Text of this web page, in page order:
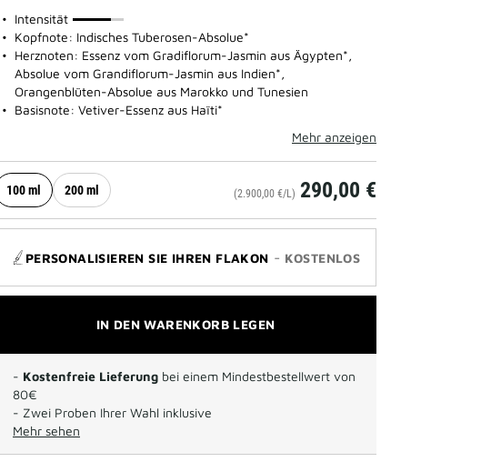
Intensität
75%
Kopfnote: Indisches Tuberosen-Absolue*
Herznoten: Essenz vom Gradiflorum-Jasmin aus Ägypten*,
Absolue vom Grandiflorum-Jasmin aus Indien*,
Orangenblüten-Absolue aus Marokko und Tunesien
Basisnote: Vetiver-Essenz aus Haïti*
Mehr anzeigen
100 ml 200 ml (2.900,00 €/L) 290,00 €
PERSONALISIEREN SIE IHREN FLAKON - KOSTENLOS
IN DEN WARENKORB LEGEN
- Kostenfreie Lieferung bei einem Mindestbestellwert von
80€
- Zwei Proben Ihrer Wahl inklusive
Mehr sehen